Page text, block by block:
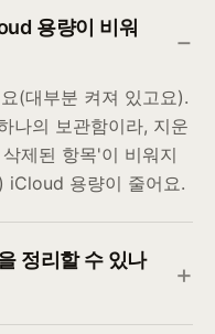
용량이 비워
(대부분 켜져 있고요).
나의 보관함이라, 지운
제된 항목'이 비워지
iCloud 용량이 줄어요.
정리할 수 있나